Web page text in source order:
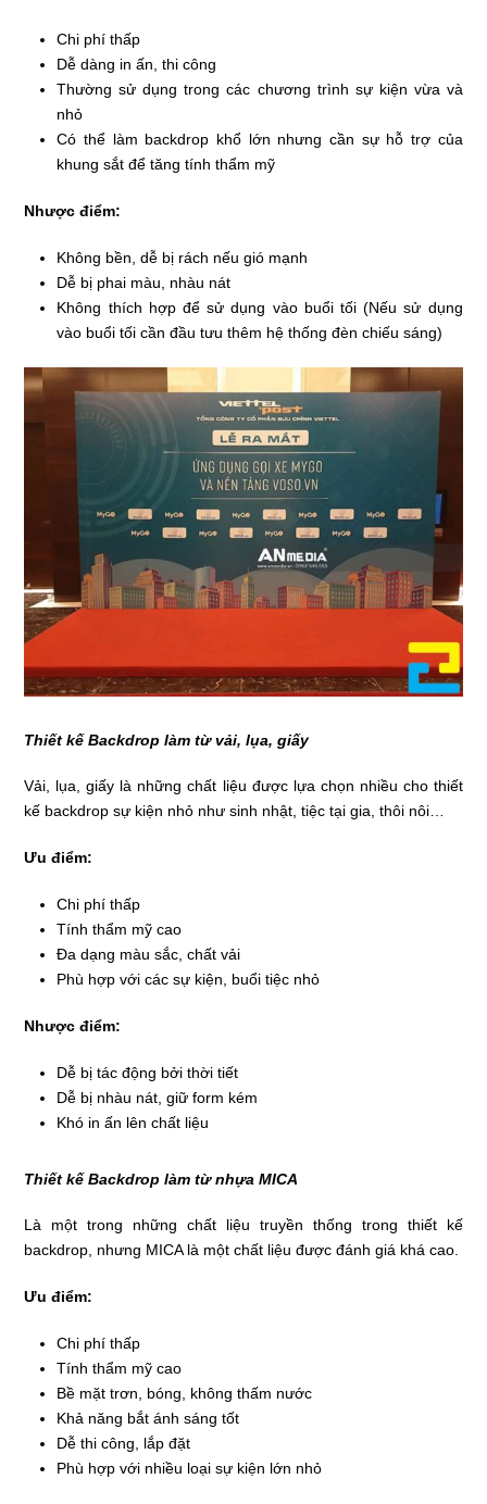
Chi phí thấp
Dễ dàng in ấn, thi công
Thường sử dụng trong các chương trình sự kiện vừa và
nhỏ
Có thể làm backdrop khổ lớn nhưng cần sự hỗ trợ của
khung sắt để tăng tính thẩm mỹ
Nhược điểm:
Không bền, dễ bị rách nếu gió mạnh
Dễ bị phai màu, nhàu nát
Không thích hợp để sử dụng vào buổi tối (Nếu sử dụng
vào buổi tối cần đầu tưu thêm hệ thống đèn chiếu sáng)
Thiết kế Backdrop làm từ vải, lụa, giấy
Vải, lụa, giấy là những chất liệu được lựa chọn nhiều cho thiết
kế backdrop sự kiện nhỏ như sinh nhật, tiệc tại gia, thôi nôi…
Ưu điểm:
Chi phí thấp
Tính thẩm mỹ cao
Đa dạng màu sắc, chất vải
Phù hợp với các sự kiện, buổi tiệc nhỏ
Nhược điểm:
Dễ bị tác động bởi thời tiết
Dễ bị nhàu nát, giữ form kém
Khó in ấn lên chất liệu
Thiết kế Backdrop làm từ nhựa MICA
Là một trong những chất liệu truyền thống trong thiết kế
backdrop, nhưng MICA là một chất liệu được đánh giá khá cao.
Ưu điểm:
Chi phí thấp
Tính thẩm mỹ cao
Bề mặt trơn, bóng, không thấm nước
Khả năng bắt ánh sáng tốt
Dễ thi công, lắp đặt
Phù hợp với nhiều loại sự kiện lớn nhỏ